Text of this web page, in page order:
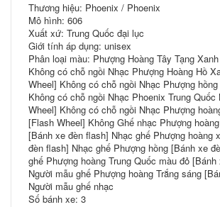
Thương hiệu: Phoenix / Phoenix
Mô hình: 606
Xuất xứ: Trung Quốc đại lục
Giới tính áp dụng: unisex
Phân loại màu: Phượng Hoàng Tây Tạng
Không có chỗ ngồi Nhạc Phượng Hoàng Hồ
Wheel] Không có chỗ ngồi Nhạc Phượng
Không có chỗ ngồi Nhạc Phoenix Trung
Wheel] Không có chỗ ngồi Nhạc Phượng
[Flash Wheel] Không Ghế nhạc Phượng
[Bánh xe đèn flash] Nhạc ghế Phượng hoàng
đèn flash] Nhạc ghế Phượng hồng [Bánh xe
ghế Phượng hoàng Trung Quốc màu đỏ
Người mẫu ghế Phượng hoàng Trắng sáng
Người mẫu ghế nhạc
Số bánh xe: 3